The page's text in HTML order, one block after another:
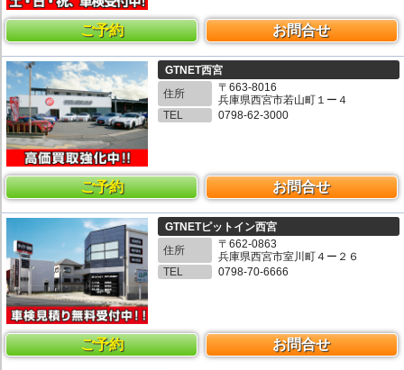
ご予約 お問合せ
GTNET西宮
住所
〒663-8016
兵庫県西宮市若山町１ー４
TEL
0798-62-3000
ご予約 お問合せ
GTNETピットイン西宮
住所
〒662-0863
兵庫県西宮市室川町４ー２６
TEL
0798-70-6666
ご予約 お問合せ